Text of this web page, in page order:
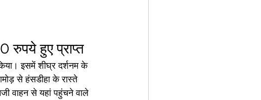
हुए प्राप्त
इसमें शीघ्र दर्शनम के
से हंसडीहा के रास्ते
वाहन से यहां पहुंचने वाले